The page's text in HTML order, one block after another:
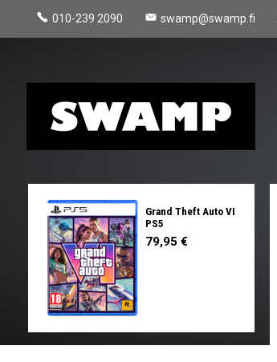
010-239 2090 swamp@swamp.fi
Grand Theft Auto VI
PS5
79,95 €